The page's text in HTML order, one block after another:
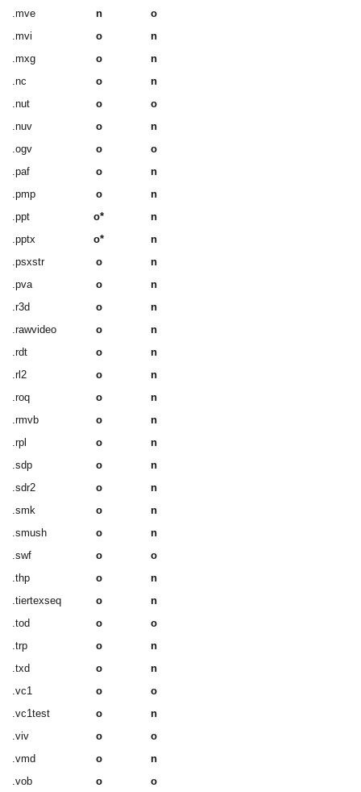
.mve n
o
.mvi
o
n
.mxg
o
n
.nc
o
n
.nut
o
o
.nuv
o
n
.ogv
o
o
.paf
o
n
.pmp
o
n
.ppt
o*
n
.pptx
o*
n
.psxstr
o
n
.pva
o
n
.r3d
o
n
.rawvideo
o
n
.rdt
o
n
.rl2
o
n
.roq
o
n
.rmvb
o
n
.rpl
o
n
.sdp
o
n
.sdr2
o
n
.smk
o
n
.smush
o
n
.swf
o
o
.thp
o
n
.tiertexseq
o
n
.tod
o
o
.trp
o
n
.txd
o
n
.vc1
o
o
.vc1test
o
n
.viv
o
o
.vmd
o
n
.vob
o
o